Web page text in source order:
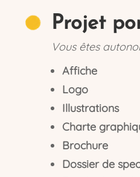
Projet
Vous êtes
Affiche
Logo
Illustrations
Charte
Brochure
Dossier de